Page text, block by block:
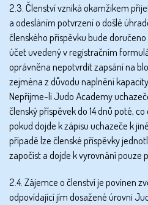
2.3. Členství vzniká okamžikem
a odesláním potvrzení o došlé
členského příspěvku bude
účet uvedený v registračním
oprávněna nepotvrdit zapsání na
zejména z důvodu naplnění
Nepřijme-li Judo Academy
členský příspěvek do 14 dnů poté,
pokud dojde k zápisu uchazeče k
případě lze členské příspěvky
započíst a dojde k vyrovnání pouze
2.4. Zájemce o členství je povinen
odpovídající jím dosažené úrovni